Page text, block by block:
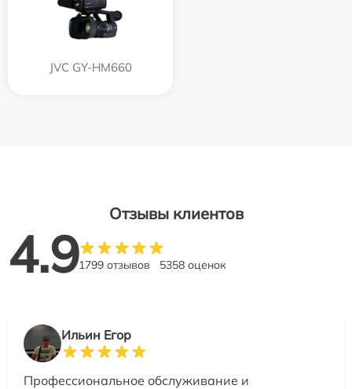
JVC GY-HM660
Отзывы клиентов
4.91799 отзывов 5358 оценок
Ильин Егор
Профессиональное обслуживание и